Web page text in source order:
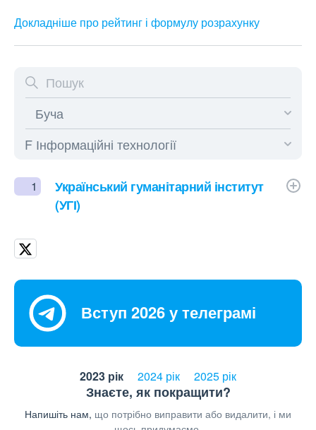
Докладніше про рейтинг і формулу розрахунку
1
Український гуманітарний інститут
(УГІ)
Вступ 2026 у телеграмі
2023 рік 2024 рік 2025 рік
Знаєте, як покращити?
Напишіть нам, що потрібно виправити або видалити, і ми